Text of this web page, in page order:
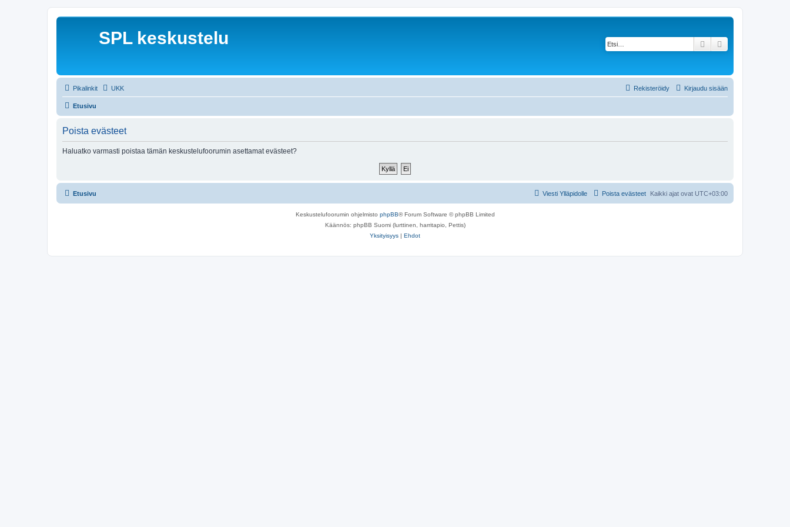
SPL keskustelu Etsi
Pikalinkit UKK Kirjaudu sisään
Rekisteröidy
Etusivu
Poista evästeet
Haluatko varmasti poistaa tämän keskustelufoorumin asettamat evästeet?
Etusivu Kaikki ajat ovat UTC+03:00
Poista evästeet
Viesti Ylläpidolle
Keskustelufoorumin ohjelmisto phpBB® Forum Software © phpBB Limited
Käännös: phpBB Suomi (lurttinen, harritapio, Pettis)
Yksityisyys | Ehdot